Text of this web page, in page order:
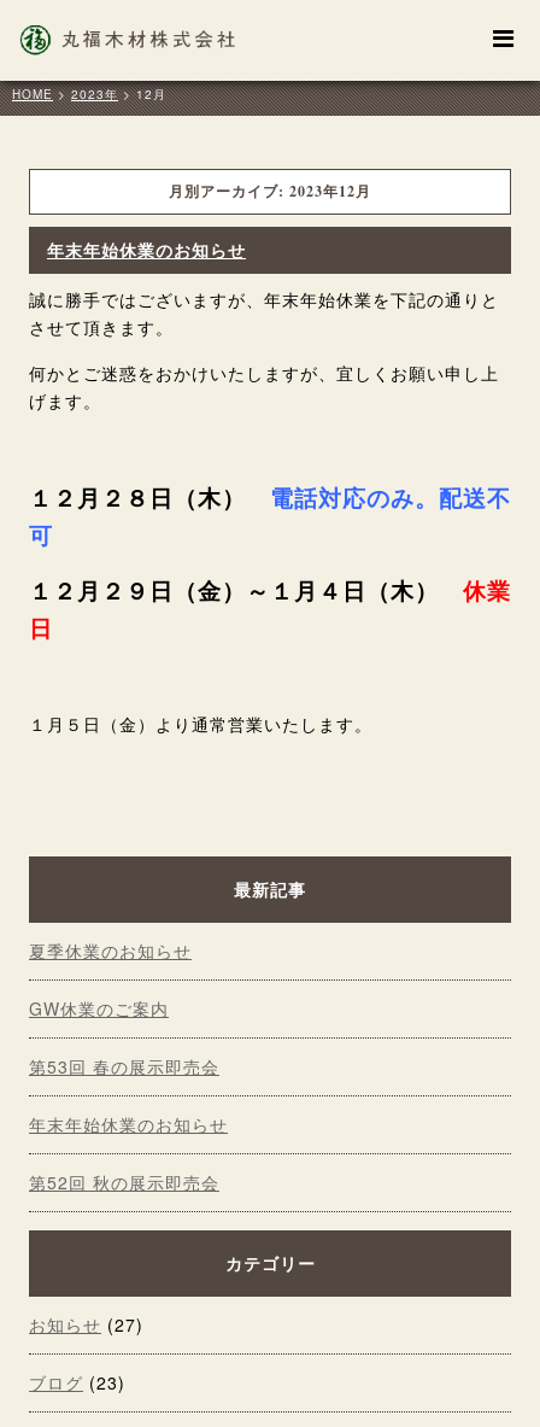
HOME>2023年>12月
月別アーカイブ: 2023年12月
年末年始休業のお知らせ
誠に勝手ではございますが、年末年始休業を下記の通りと
させて頂きます。
何かとご迷惑をおかけいたしますが、宜しくお願い申し上
げます。
１２月２８日（木） 電話対応のみ。配送不
可
１２月２９日（金）～１月４日（木） 休業
日
１月５日（金）より通常営業いたします。
最新記事
夏季休業のお知らせ
GW休業のご案内
第53回 春の展示即売会
年末年始休業のお知らせ
第52回 秋の展示即売会
カテゴリー
お知らせ (27)
ブログ (23)